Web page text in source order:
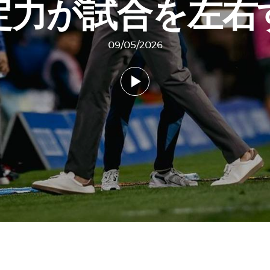
力が試合を左右
09/05/2026